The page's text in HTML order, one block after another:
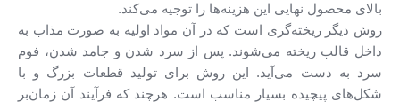
بالای محصول نهایی این هزینه‌ها را توجیه می‌کند.
روش دیگر ریخته‌گری است که در آن مواد اولیه به صورت مذاب به
داخل قالب ریخته می‌شوند. پس از سرد شدن و جامد شدن، فوم
سرد به دست می‌آید. این روش برای تولید قطعات بزرگ و با
شکل‌های پیچیده بسیار مناسب است. هرچند که فرآیند آن زمان‌بر